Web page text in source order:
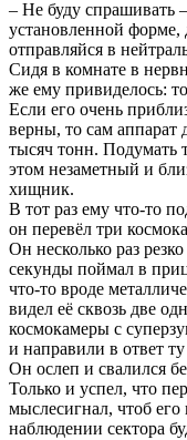
– Не буду спрашивать
установленной форме,
отправляйся в
Сидя в комнате в
же ему привиделось:
Если его очень
верны, то сам аппарат
тысяч тонн. Подумать
этом незаметный и
хищник.
В тот раз ему что-то
он перевёл три
Он несколько раз
секунды поймал в
что-то вроде
видел её сквозь две
космокамеры с
и направили в ответ
Он ослеп и свалился
Только и успел, что
мыслесигнал, чтоб
наблюдении сектора